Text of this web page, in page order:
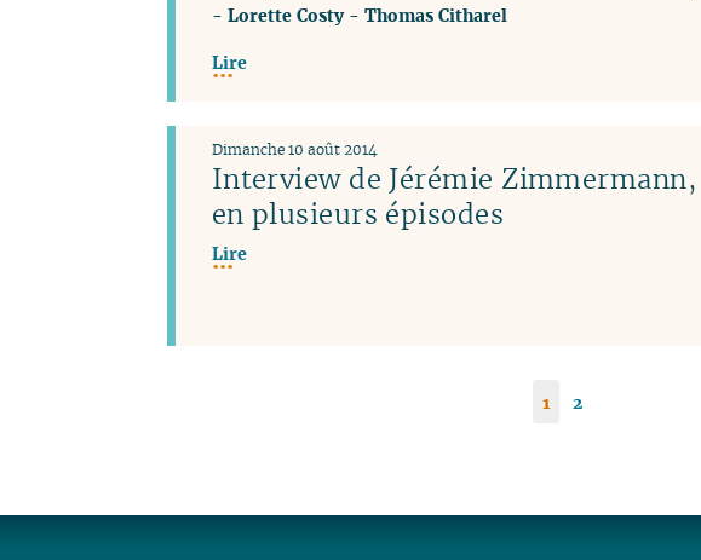
- Lorette Costy- Thomas Citharel
Lire
Interview de Jérémie Zimmermann,
en plusieurs épisodes
Dimanche 10 août 2014
Lire
1 2